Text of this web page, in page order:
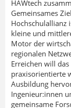
HAWtech
Gemeinsames
Hochschulallianz
kleine und
Motor der
regionalen
Erreichen will
praxisorientierte
Ausbildung
Ingenieur:innen
gemeinsame